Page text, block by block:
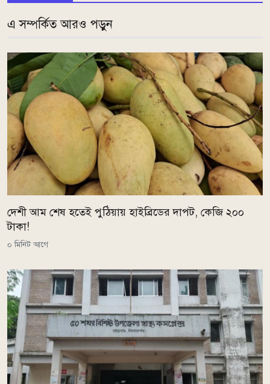
এ সম্পর্কিত আরও পড়ুন
দেশী আম শেষ হতেই পুঠিয়ায় হাইব্রিডের দাপট, কেজি ২০০
টাকা!
০ মিনিট আগে